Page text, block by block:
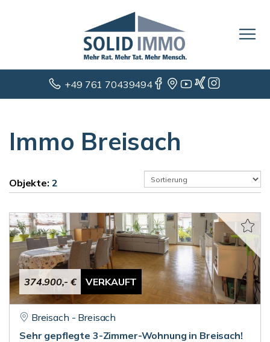
+49 761 70439494
Immo Breisach
Objekte: 2
374.900,- € VERKAUFT
Breisach - Breisach
Sehr gepflegte 3-Zimmer-Wohnung in Breisach!